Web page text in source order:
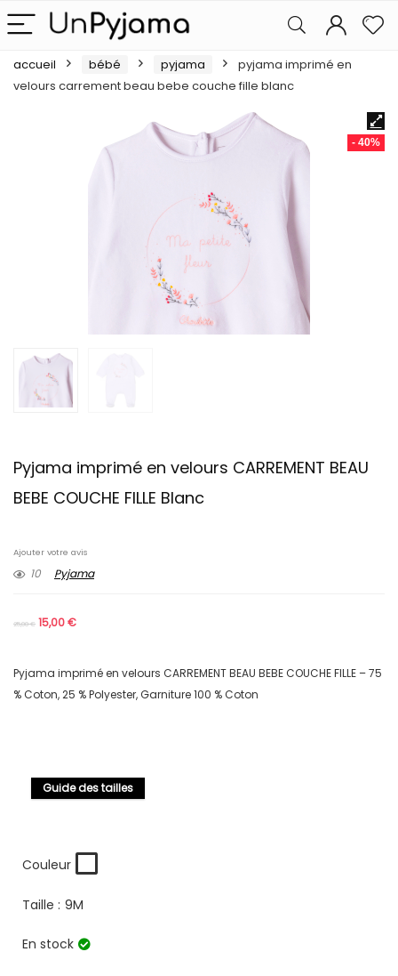
accueil bébé pyjama
pyjama imprimé en
velours carrement beau bebe couche fille blanc
- 40%
Pyjama imprimé en velours CARREMENT BEAU
BEBE COUCHE FILLE Blanc
Ajouter votre avis
10 Pyjama
25,00€ 15,00€
Pyjama imprimé en velours CARREMENT BEAU BEBE COUCHE FILLE – 75
% Coton, 25 % Polyester, Garniture 100 % Coton
Guide des tailles
Couleur
Taille : 9M
En stock